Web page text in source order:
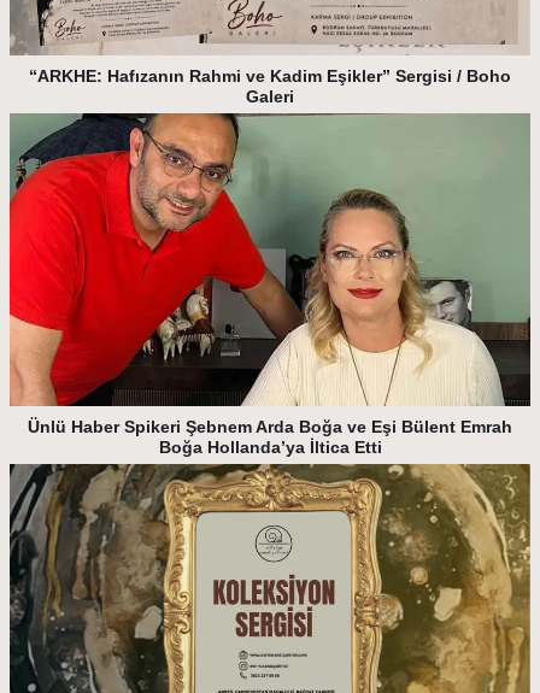
“ARKHE: Hafızanın Rahmi ve Kadim Eşikler” Sergisi / Boho
Galeri
Ünlü Haber Spikeri Şebnem Arda Boğa ve Eşi Bülent Emrah
Boğa Hollanda’ya İltica Etti